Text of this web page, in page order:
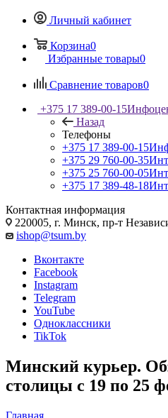
Личный кабинет
Корзина0
Избранные товары0
Сравнение товаров0
+375 17 389-00-15
Назад
Телефоны
+375 17 389-00-15
+375 29 760-00-35
+375 25 760-00-05
+375 17 389-48-18
Контактная информация
220005, г. Минск, пр-т
ishop@tsum.by
Вконтакте
Facebook
Instagram
Telegram
YouTube
Одноклассники
TikTok
Минский курьер.
столицы с 19 по 25
Главная